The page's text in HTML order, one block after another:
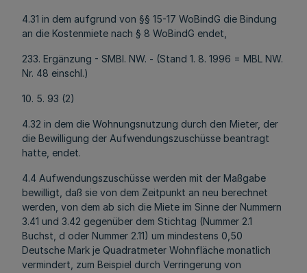
4.31 in dem aufgrund von §§ 15-17 WoBindG die Bindung
an die Kostenmiete nach § 8 WoBindG endet,
233. Ergänzung - SMBl. NW. - (Stand 1. 8. 1996 = MBL NW.
Nr. 48 einschl.)
10. 5. 93 (2)
4.32 in dem die Wohnungsnutzung durch den Mieter, der
die Bewilligung der Aufwendungszuschüsse beantragt
hatte, endet.
4.4 Aufwendungszuschüsse werden mit der Maßgabe
bewilligt, daß sie von dem Zeitpunkt an neu berechnet
werden, von dem ab sich die Miete im Sinne der Nummern
3.41 und 3.42 gegenüber dem Stichtag (Nummer 2.1
Buchst, d oder Nummer 2.11) um mindestens 0,50
Deutsche Mark je Quadratmeter Wohnfläche monatlich
vermindert, zum Beispiel durch Verringerung von